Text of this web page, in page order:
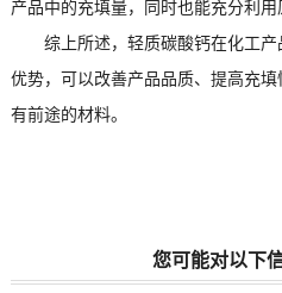
产品中的充填量，同时也能充分利用
综上所述，轻质碳酸钙在化工产
优势，可以改善产品品质、提高充
有前途的材料。
您可能对以下